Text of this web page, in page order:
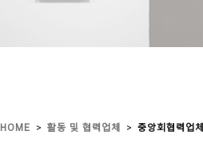
HOME > 활동 및 협력업체 > 중앙회협력업체